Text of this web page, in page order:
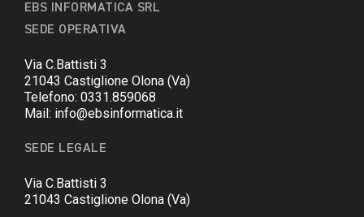
EBS INFORMATICA SRL
SEDE OPERATIVA
Via C.Battisti 3
21043 Castiglione Olona (Va)
Telefono: 0331.859068
Mail: info@ebsinformatica.it
SEDE LEGALE
Via C.Battisti 3
21043 Castiglione Olona (Va)